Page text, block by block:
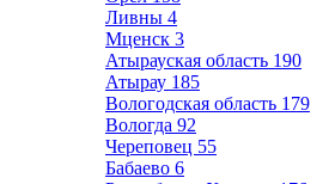
Ливны 4
Мценск 3
Атырауская область 190
Атырау 185
Вологодская область 179
Вологда 92
Череповец 55
Бабаево 6